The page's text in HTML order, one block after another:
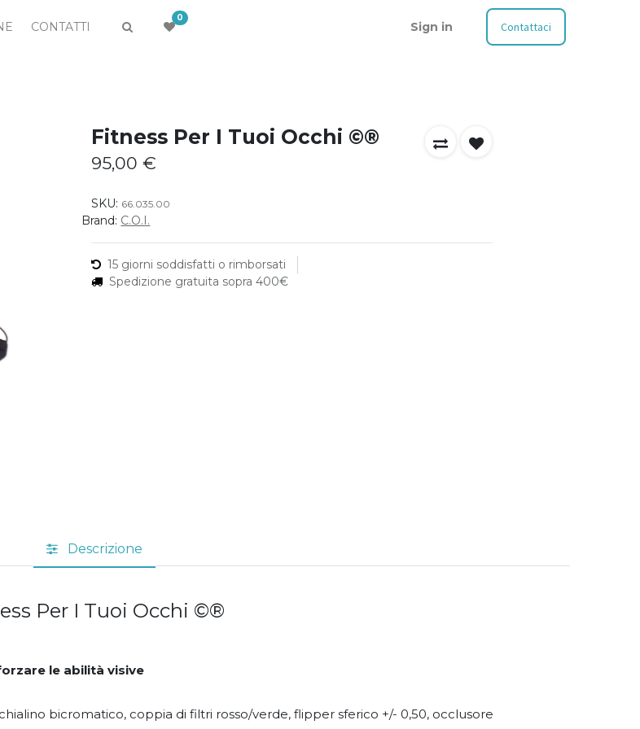
CONTATTI
0
Sign in Contattaci
Fitness Per I Tuoi Occhi ©®
95,00 €
SKU: 66.035.00
Brand: C.O.I.
15 giorni soddisfatti o rimborsati
Spedizione gratuita sopra 400€
Descrizione
Per I Tuoi Occhi ©®
le abilità visive
bicromatico, coppia di filtri rosso/verde, flipper sferico +/- 0,50, occlusore